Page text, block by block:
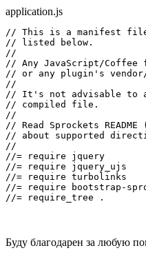
application.js
// This is a manifest
// listed below.
//
// Any JavaScript/
// or any plugin's
//
// It's not advisable to
// compiled file.
//
// Read Sprockets
// about supported
//
//= require jquery
//= require jquery_ujs
//= require turbolinks
//= require bootstrap-
//= require_tree .
Буду благодарен за любую